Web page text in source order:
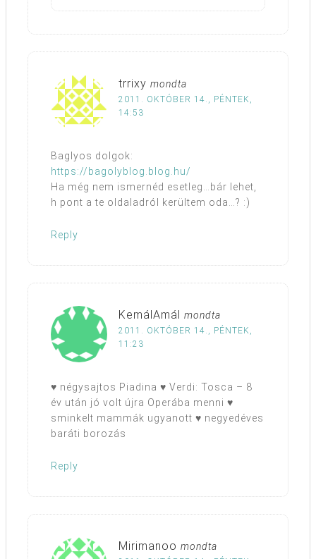
trrixy mondta
2011. OKTÓBER 14., PÉNTEK,
14:53
Baglyos dolgok:
https://bagolyblog.blog.hu/
Ha még nem ismernéd esetleg…bár lehet,
h pont a te oldaladról kerültem oda…? :)
Reply
KemálAmál mondta
2011. OKTÓBER 14., PÉNTEK,
11:23
♥ négysajtos Piadina ♥ Verdi: Tosca – 8
év után jó volt újra Operába menni ♥
sminkelt mammák ugyanott ♥ negyedéves
baráti borozás
Reply
Mirimanoo mondta